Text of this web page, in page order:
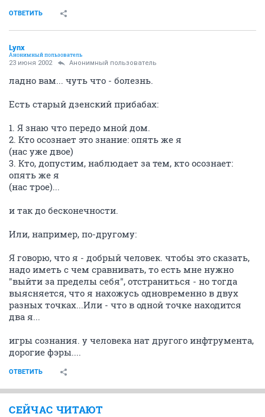
ОТВЕТИТЬ
Lynx
Анонимный пользователь
23 июня 2002 Анонимный пользователь
ладно вам... чуть что - болезнь.
Есть старый дзенский прибабах:
1. Я знаю что передо мной дом.
2. Кто осознает это знание: опять же я
(нас уже двое)
3. Кто, допустим, наблюдает за тем, кто осознает:
опять же я
(нас трое)...
и так до бесконечности.
Или, например, по-другому:
Я говорю, что я - добрый человек. чтобы это сказать,
надо иметь с чем сравнивать, то есть мне нужно
"выйти за пределы себя", отстраниться - но тогда
выясняется, что я нахожусь одновременно в двух
разных точках...Или - что в одной точке находится
два я...
игры сознания. у человека нат другого инфтрумента,
дорогие фэры....
ОТВЕТИТЬ
СЕЙЧАС ЧИТАЮТ